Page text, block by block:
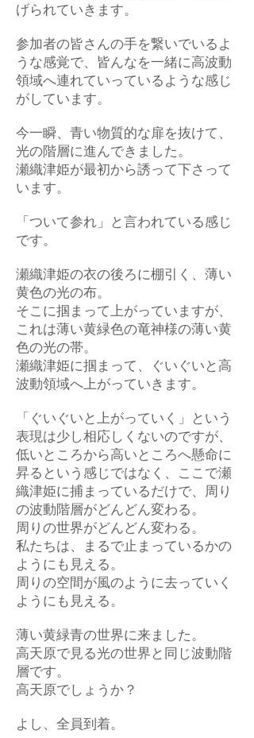
げられていきます。
参加者の皆さんの手を繋いでいるよ
うな感覚で、皆んなを一緒に高波動
領域へ連れていっているような感じ
がしています。
今一瞬、青い物質的な扉を抜けて、
光の階層に進んできました。
瀬織津姫が最初から誘って下さって
います。
「ついて参れ」と言われている感じ
です。
瀬織津姫の衣の後ろに棚引く、薄い
黄色の光の布。
そこに掴まって上がっていますが、
これは薄い黄緑色の竜神様の薄い黄
色の光の帯。
瀬織津姫に掴まって、ぐいぐいと高
波動領域へ上がっていきます。
「ぐいぐいと上がっていく」という
表現は少し相応しくないのですが、
低いところから高いところへ懸命に
昇るという感じではなく、ここで瀬
織津姫に捕まっているだけで、周り
の波動階層がどんどん変わる。
周りの世界がどんどん変わる。
私たちは、まるで止まっているかの
ようにも見える。
周りの空間が風のように去っていく
ようにも見える。
薄い黄緑青の世界に来ました。
高天原で見る光の世界と同じ波動階
層です。
高天原でしょうか？
よし、全員到着。